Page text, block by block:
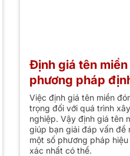
Định giá tên
phương pháp
Việc định giá tên miền
trọng đối với quá trình
nghiệp. Vậy định giá tên
giúp bạn giải đáp vấn đề
một số phương pháp
xác nhất có thể.